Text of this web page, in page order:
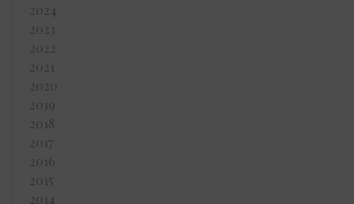
2024
2023
2022
2021
2020
2019
2018
2017
2016
2015
2014